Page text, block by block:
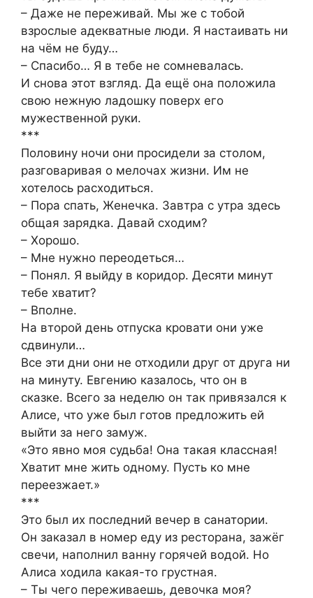
– Даже не переживай. Мы же с тобой
взрослые адекватные люди. Я настаивать ни
на чём не буду…
– Спасибо… Я в тебе не сомневалась.
И снова этот взгляд. Да ещё она положила
свою нежную ладошку поверх его
мужественной руки.
***
Половину ночи они просидели за столом,
разговаривая о мелочах жизни. Им не
хотелось расходиться.
– Пора спать, Женечка. Завтра с утра здесь
общая зарядка. Давай сходим?
– Хорошо.
– Мне нужно переодеться…
– Понял. Я выйду в коридор. Десяти минут
тебе хватит?
– Вполне.
На второй день отпуска кровати они уже
сдвинули…
Все эти дни они не отходили друг от друга ни
на минуту. Евгению казалось, что он в
сказке. Всего за неделю он так привязался к
Алисе, что уже был готов предложить ей
выйти за него замуж.
«Это явно моя судьба! Она такая классная!
Хватит мне жить одному. Пусть ко мне
переезжает.»
***
Это был их последний вечер в санатории.
Он заказал в номер еду из ресторана, зажёг
свечи, наполнил ванну горячей водой. Но
Алиса ходила какая-то грустная.
– Ты чего переживаешь, девочка моя?